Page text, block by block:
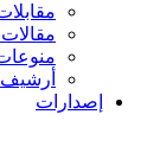
إصدارات